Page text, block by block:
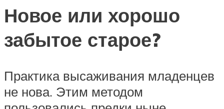
Новое или хорошо
забытое старое?
Практика высаживания младенцев
не нова. Этим методом